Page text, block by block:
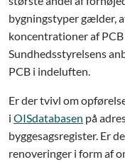
bygningstyper gælder,
koncentrationer af
Sundhedsstyrelsens
PCB i indeluften.
Er der tvivl om
i OISdatabasen på
byggesagsregister. Er
renoveringer i form af